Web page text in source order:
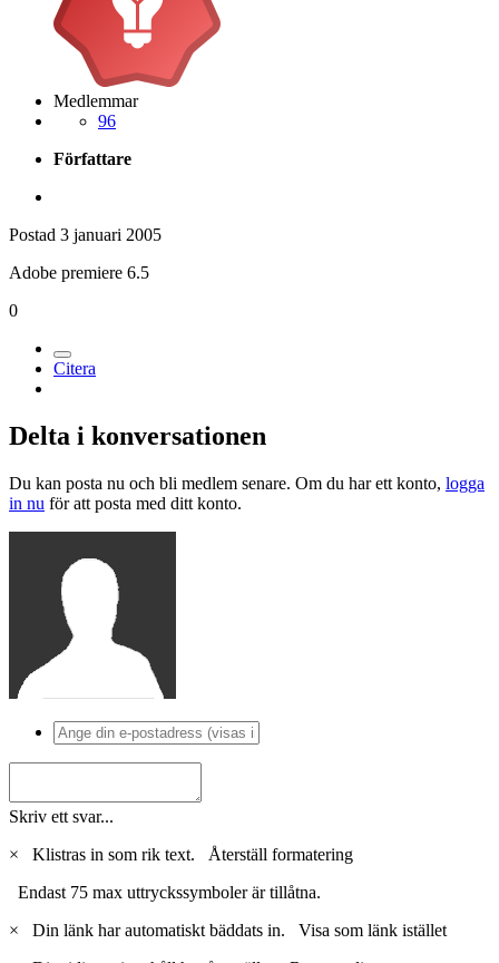
Medlemmar
96
Författare
Postad 3 januari 2005
Adobe premiere 6.5
0
Citera
Delta i konversationen
Du kan posta nu och bli medlem senare. Om du har ett konto, logga
in nu för att posta med ditt konto.
Skriv ett svar...
×
Klistras in som rik text. Återställ formatering
Endast 75 max uttryckssymboler är tillåtna.
×
Din länk har automatiskt bäddats in. Visa som länk istället